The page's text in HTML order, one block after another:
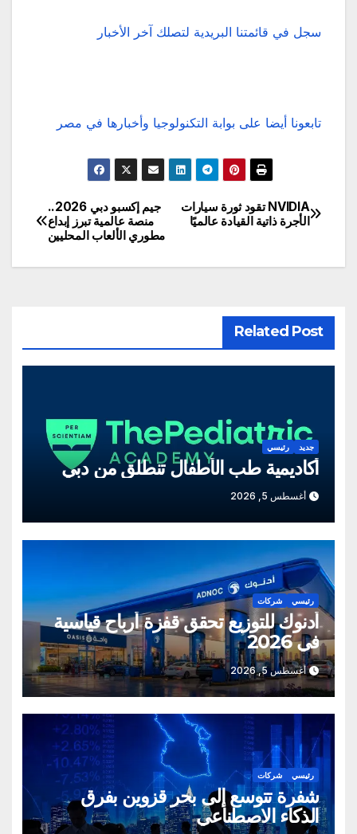
سجل في قائمتنا البريدية لتصلك آخر الأخبار
تابعونا أيضا على بوابة التكنولوجيا وأخبارها في مصر
تصفّح
جيم إكسبو دبي 2026..
منصة عالمية تبرز إبداع
مطوري الألعاب المحليين
NVIDIA تقود ثورة سيارات
الأجرة ذاتية القيادة عالميًا
Related Post
جديد رئيسي
أكاديمية طب الأطفال تنطلق من دبي
أغسطس 5, 2026
رئيسي شركات
أدنوك للتوزيع تحقق قفزة أرباح قياسية
في 2026
أغسطس 5, 2026
رئيسي شركات
شفرة تتوسع إلى بحر قزوين بفرق
الذكاء الاصطناعي